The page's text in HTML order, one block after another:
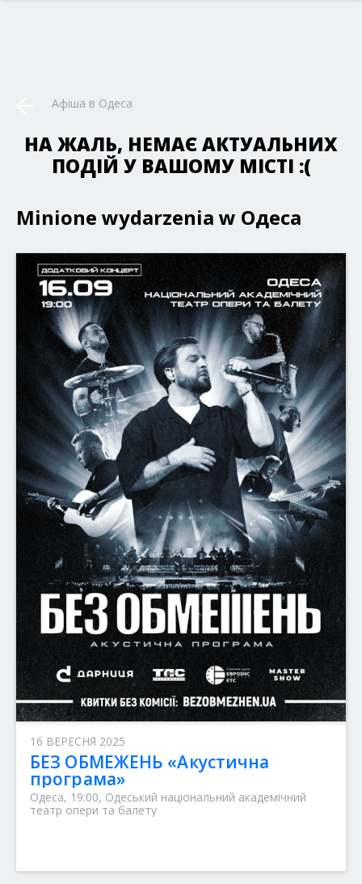
Афіша в Одеса
НА ЖАЛЬ, НЕМАЄ АКТУАЛЬНИХ
ПОДІЙ У ВАШОМУ МІСТІ :(
Minione wydarzenia w Одеса
16 ВЕРЕСНЯ 2025
БЕЗ ОБМЕЖЕНЬ «Акустична
програма»
Одеса, 19:00, Одеський національний академічний
театр опери та балету